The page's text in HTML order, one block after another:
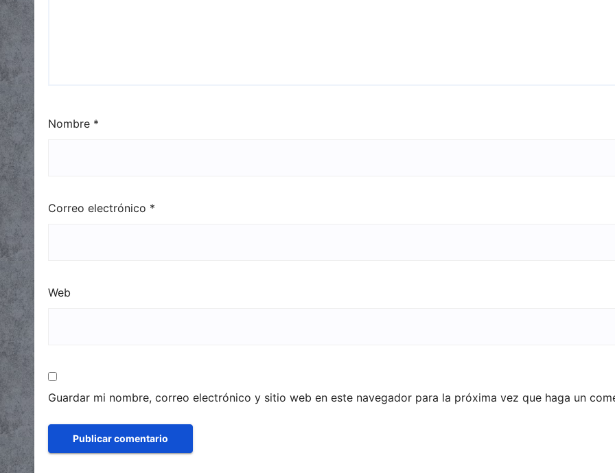
Nombre *
Correo electrónico *
Web
Guardar mi nombre, correo electrónico y sitio web en este navegador para la próxima vez que haga un